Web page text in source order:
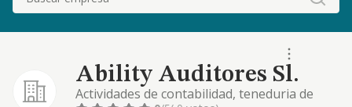
Ability Auditores Sl.
Actividades de contabilidad, teneduria de